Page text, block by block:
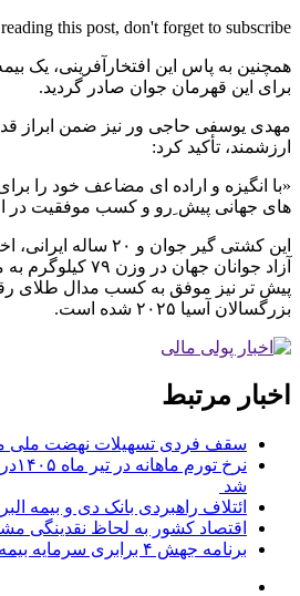
this post, don't forget to subscribe!
همچنین به پاس این افتخارآفرینی، یک
برای این قهرمان جوان صادر گردید.
مهدی یوسفی حاجی ور نیز ضمن ابراز
ارزشمند، تأکید کرد:
«با انگیزه و اراده ای مضاعف خود را
های جهانی پیش ِرو و کسب موفقیت در
این کشتی گیر جوان و
آزاد جوانان جهان
پیش تر نیز موفق به کسب مدال طلای
بزرگسالان آسیا ۲۰۲۵ شده است.
اخبار مرتبط
سقف فردی تسهیلات نهضت ملی
نرخ
شد
ائتلاف راهبردی بانک دی و بیمه
اقتصاد کشور به لحاظ نقدینگی
برنامه جهش ۴ برابری سرمایه بیمه البرز تصویب شد